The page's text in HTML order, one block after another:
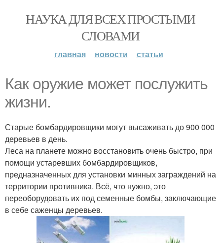
НАУКА ДЛЯ ВСЕХ ПРОСТЫМИ
СЛОВАМИ
главная новости статьи
Как оружие может послужить
жизни.
Старые бомбардировщики могут высаживать до 900 000
деревьев в день.
Леса на планете можно восстановить очень быстро, при
помощи устаревших бомбардировщиков,
предназначенных для установки минных заграждений на
территории противника. Всё, что нужно, это
переоборудовать их под семенные бомбы, заключающие
в себе саженцы деревьев.